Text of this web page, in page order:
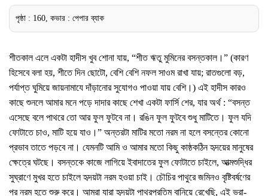
পৃষ্ঠা : 160, কভার : পেপার ব্যাক
শীতকাল এলে একটা হাদীস খুব শোনা যায়, “শীত ঋতু মুমিনের বসন্তকাল।” (কারণ
হিসেবে বলা হয়, শীতে দিন ছোটো, বেশি বেশি নফল সাওম রাখা যায়; রাতগুলো বড়,
পর্যাপ্ত ঘুমিয়ে জায়নামাযে দাঁড়ানোর সুযোগও পাওয়া যায় বেশি।) এই হাদীস কারও
কাছে শুনলে আমার মনে পড়ে দাদার কাছে শেখা একটা ফার্সি শের, যার অর্থ : “বসন্ত
এসেছে বলে পাথরে তো আর ফুল ফুটবে না। রঙিন ফুল ফুটবে শুধু মাটিতে। ফুল যদি
ফোটাতে চাও, মাটি হয়ে যাও।” অন্তরটা মাটির মতো নরম না হলে বসন্তের কোনো
প্রভাব তাতে পড়বে না। যেমনটি আমি ও আমার মতো কিছু কাষ্ঠকঠিন হৃদয়ের মানুষের
ক্ষেত্রে ঘটছে। বসন্তকে কাজে লাগিয়ে ইবাদাতের ফুল ফোটাতে চাইলে, আত্মশুদ্ধির
সুঘ্রাণে মুখর হতে চাইলে হৃদয়টা নরম হওয়া চাই। চৌচির পাথুরে জমিনও বৃষ্টিবর্ষণের
পর নরম হতে শুরু করে। আমরা যারা হৃদয়টা পাথরপ্রতিম বানিয়ে রেখেছি, এই ভরা-